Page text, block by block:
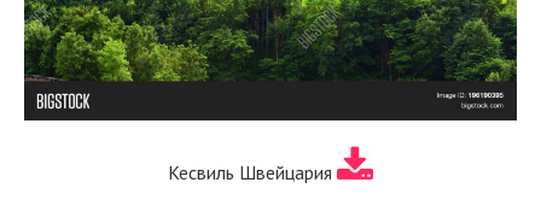
Кесвиль Швейцария